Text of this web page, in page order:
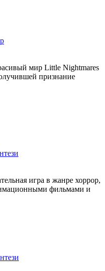
мир Little Nightmares
признание
игра в жанре хоррор,
фильмами и